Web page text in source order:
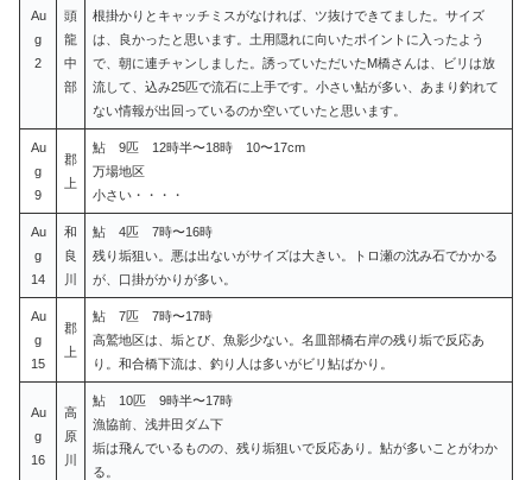
Au
g
2
頭
龍
中
部
根掛かりとキャッチミスがなければ、ツ抜けできてました。サイズ
は、良かったと思います。土用隠れに向いたポイントに入ったよう
で、朝に連チャンしました。誘っていただいたM橋さんは、ビリは放
流して、込み25匹で流石に上手です。小さい鮎が多い、あまり釣れて
ない情報が出回っているのか空いていたと思います。
Au
g
9
郡
上
鮎 9匹 12時半〜18時 10〜17cm
万場地区
小さい・・・・
Au
g
14
和
良
川
鮎 4匹 7時〜16時
残り垢狙い。悪は出ないがサイズは大きい。トロ瀬の沈み石でかかる
が、口掛がかりが多い。
Au
g
15
郡
上
鮎 7匹 7時〜17時
高鷲地区は、垢とび、魚影少ない。名皿部橋右岸の残り垢で反応あ
り。和合橋下流は、釣り人は多いがビリ鮎ばかり。
Au
g
16
高
原
川
鮎 10匹 9時半〜17時
漁協前、浅井田ダム下
垢は飛んでいるものの、残り垢狙いで反応あり。鮎が多いことがわか
る。